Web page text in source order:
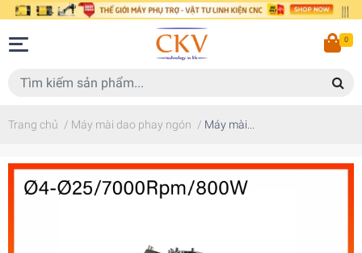
0
Trang chủ / Máy mài dao phay ngón / Máy mài...